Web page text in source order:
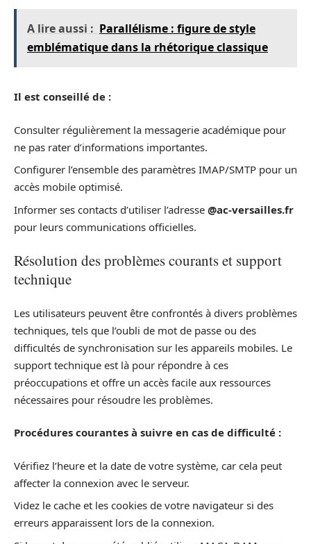
A lire aussi : Parallélisme : figure de style
emblématique dans la rhétorique classique
Il est conseillé de :
Consulter régulièrement la messagerie académique pour
ne pas rater d’informations importantes.
Configurer l’ensemble des paramètres IMAP/SMTP pour un
accès mobile optimisé.
Informer ses contacts d’utiliser l’adresse @ac-versailles.fr
pour leurs communications officielles.
Résolution des problèmes courants et support
technique
Les utilisateurs peuvent être confrontés à divers problèmes
techniques, tels que l’oubli de mot de passe ou des
difficultés de synchronisation sur les appareils mobiles. Le
support technique est là pour répondre à ces
préoccupations et offre un accès facile aux ressources
nécessaires pour résoudre les problèmes.
Procédures courantes à suivre en cas de difficulté :
Vérifiez l’heure et la date de votre système, car cela peut
affecter la connexion avec le serveur.
Videz le cache et les cookies de votre navigateur si des
erreurs apparaissent lors de la connexion.